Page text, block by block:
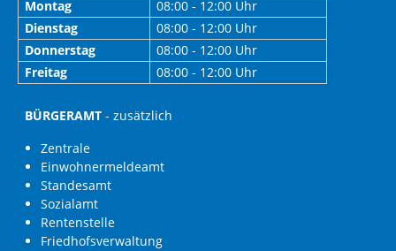
Montag
08:00 - 12:00 Uhr
Dienstag
08:00 - 12:00 Uhr
Donnerstag
08:00 - 12:00 Uhr
Freitag
08:00 - 12:00 Uhr
BÜRGERAMT - zusätzlich
Zentrale
Einwohnermeldeamt
Standesamt
Sozialamt
Rentenstelle
Friedhofsverwaltung